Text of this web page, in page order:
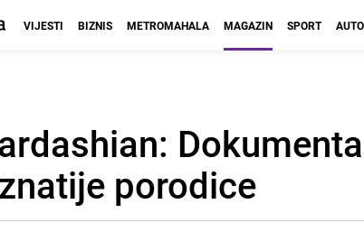
VIJESTI BIZNIS METROMAHALA MAGAZIN SPORT
porodice